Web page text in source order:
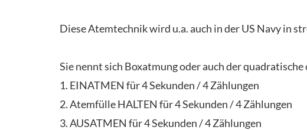
Diese Atemtechnik wird u.a. auch in der US Navy in
Sie nennt sich Boxatmung oder auch der
1. EINATMEN für 4 Sekunden / 4 Zählungen
2. Atemfülle HALTEN für 4 Sekunden / 4 Zählungen
3. AUSATMEN für 4 Sekunden / 4 Zählungen